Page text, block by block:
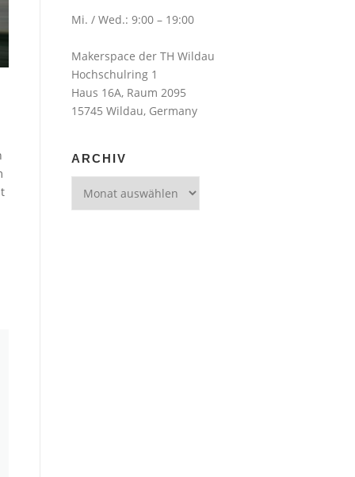
Mi. / Wed.: 9:00 – 19:00
Makerspace der TH Wildau
Hochschulring 1
Haus 16A, Raum 2095
15745 Wildau, Germany
ARCHIV